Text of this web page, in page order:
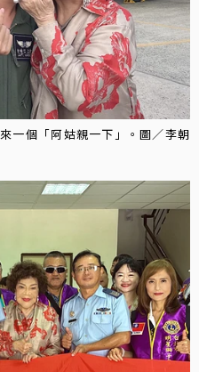
一個「阿姑親一下」。圖／李朝